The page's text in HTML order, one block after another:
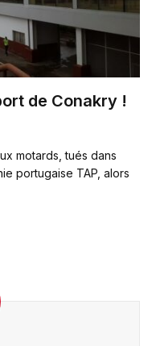
de Conakry !
motards, tués dans
portugaise TAP, alors